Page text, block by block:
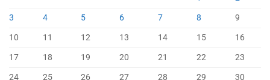
3
4 5 6 7 8
9
10
11 12 13 14 15
16
17
18 19 20 21 22
23
24
25 26 27 28 29
30